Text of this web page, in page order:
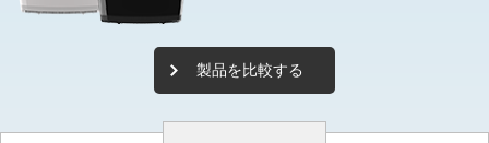
製品を比較する